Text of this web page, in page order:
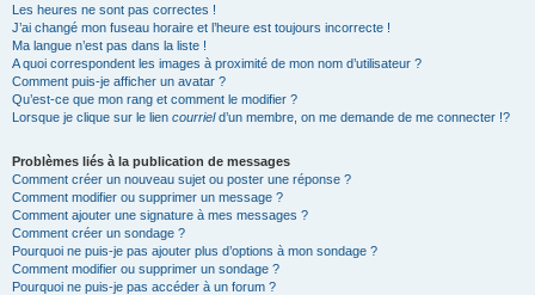
Les heures ne sont pas correctes !
J’ai changé mon fuseau horaire et l’heure est toujours incorrecte !
Ma langue n’est pas dans la liste !
A quoi correspondent les images à proximité de mon nom d’utilisateur ?
Comment puis-je afficher un avatar ?
Qu’est-ce que mon rang et comment le modifier ?
Lorsque je clique sur le lien courrield’un membre, on me demande de me connecter !?
Problèmes liés à la publication de messages
Comment créer un nouveau sujet ou poster une réponse ?
Comment modifier ou supprimer un message ?
Comment ajouter une signature à mes messages ?
Comment créer un sondage ?
Pourquoi ne puis-je pas ajouter plus d’options à mon sondage ?
Comment modifier ou supprimer un sondage ?
Pourquoi ne puis-je pas accéder à un forum ?